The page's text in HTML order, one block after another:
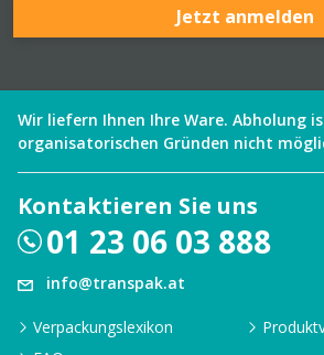
Jetzt anmelden
Wir liefern Ihnen Ihre Ware. Abholung
organisatorischen Gründen nicht
Kontaktieren Sie uns
01 23 06 03 888
info@transpak.at
Verpackungslexikon